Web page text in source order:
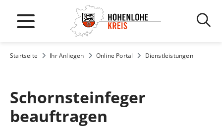
Startseite Ihr Anliegen Online Portal Dienstleistungen
Schornsteinfeger
beauftragen